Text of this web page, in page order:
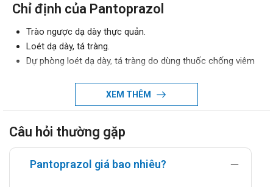
Chỉ định của Pantoprazol
Trào ngược dạ dày thực quản.
Loét dạ dày, tá tràng.
Dự phòng loét dạ dày, tá tràng do dùng thuốc chống viêm
Các tình trạng tăng tiết acid bệnh lý như hội chứng
Zollinger – Ellison.
Chống chỉ định khi dùng Pantoprazol
Quá mẫn với bất cứ thành phần nào của thuốc.
Cách dùng và liều dùng của Pantoprazol
XEM THÊM
Câu hỏi thường gặp
Pantoprazol giá bao nhiêu?